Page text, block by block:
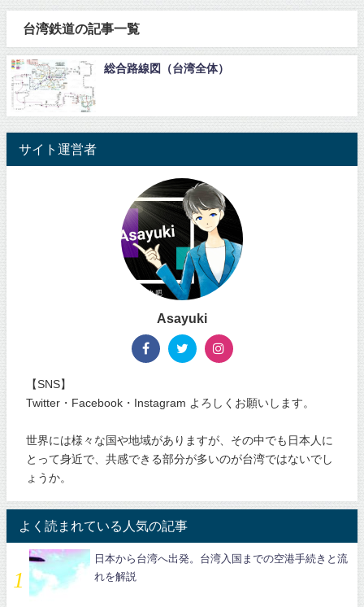
台湾鉄道の記事一覧
総合路線図（台湾全体）
サイト運営者
Asayuki
【SNS】
Twitter・Facebook・Instagram よろしくお願いします。
世界には様々な国や地域がありますが、その中でも日本人に
とって身近で、共感できる部分が多いのが台湾ではないでし
ょうか。
よく読まれている人気の記事
日本から台湾へ出発。台湾入国までの空港手続きと流
れを解説